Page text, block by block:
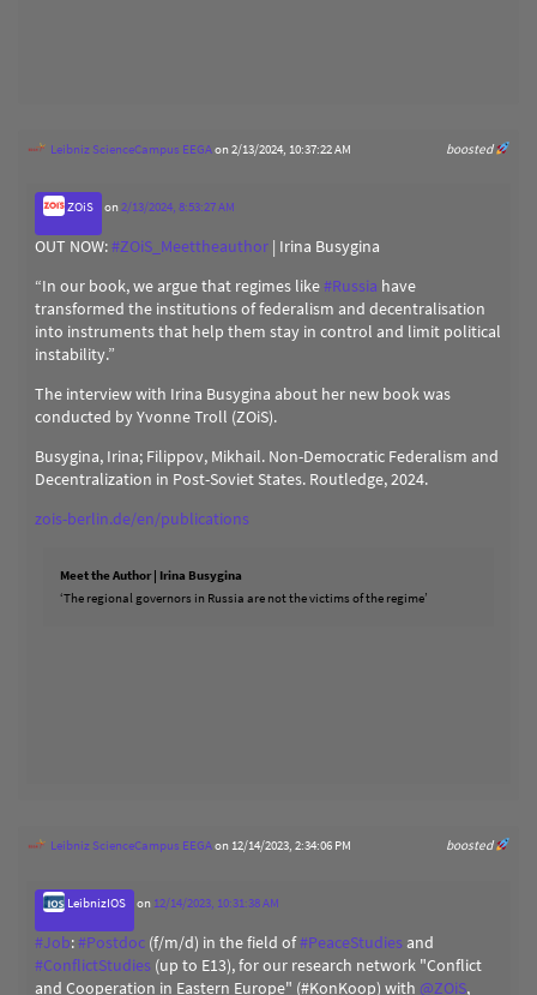
boosted
Leibniz ScienceCampus EEGAon 2/13/2024, 10:37:22 AM
ZOiS on2/13/2024, 8:53:27 AM
OUT NOW:#ZOiS_Meettheauthor | Irina Busygina
“In our book, we argue that regimes like#Russia have
transformed the institutions of federalism and decentralisation
into instruments that help them stay in control and limit political
instability.”
The interview with Irina Busygina about her new book was
conducted by Yvonne Troll (ZOiS).
Busygina, Irina; Filippov, Mikhail. Non-Democratic Federalism and
Decentralization in Post-Soviet States. Routledge, 2024.
zois-berlin.de/en/publications
Meet the Author | Irina Busygina
‘The regional governors in Russia are not the victims of the regime’
boosted
Leibniz ScienceCampus EEGAon 12/14/2023, 2:34:06 PM
LeibnizIOS on 12/14/2023, 10:31:38 AM
#Job:#Postdoc (f/m/d) in the field of#PeaceStudiesand
#ConflictStudies (up to E13), for our research network "Conflict
and Cooperation in Eastern Europe" (#KonKoop) with @ZOiS,